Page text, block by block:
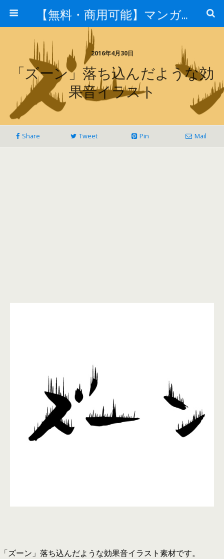
【無料・商用可能】マンガ素材 イラレ用epsとpng画像素材集
2016年4月30日
「ズーン」落ち込んだような効
果音イラスト
Share Tweet Pin Mail
「ズーン」落ち込んだような効果音イラスト素材です。